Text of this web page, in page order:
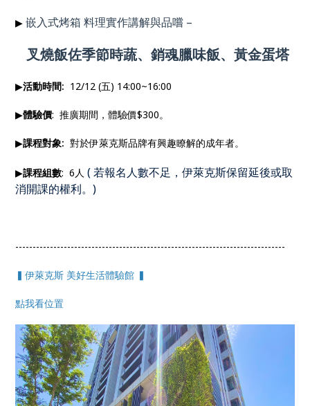
▶ 嵌入式烤箱 料理實作講解與品嚐 –
叉燒飯佐季節時蔬、銷魂臘味飯、黃金蛋塔
▶活動時間: 12/12 (五) 14:00~16:00
▶體驗價: 推廣期間，體驗價$300。
▶課程對象:對於伊萊克斯品牌有興趣瞭解的成年者。
▶課程組數: 6人(若報名人數不足，伊萊克斯保留延後或取
消開課的權利。)
------------------------------------------------------------------------------
▍伊萊克斯 美好生活體驗館 ▍
點我看位置